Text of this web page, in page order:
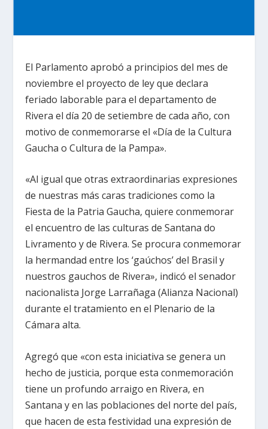
El Parlamento aprobó a principios del mes de
noviembre el proyecto de ley que declara
feriado laborable para el departamento de
Rivera el día 20 de setiembre de cada año, con
motivo de conmemorarse el «Día de la Cultura
Gaucha o Cultura de la Pampa».
«Al igual que otras extraordinarias expresiones
de nuestras más caras tradiciones como la
Fiesta de la Patria Gaucha, quiere conmemorar
el encuentro de las culturas de Santana do
Livramento y de Rivera. Se procura conmemorar
la hermandad entre los ‘gaúchos’ del Brasil y
nuestros gauchos de Rivera», indicó el senador
nacionalista Jorge Larrañaga (Alianza Nacional)
durante el tratamiento en el Plenario de la
Cámara alta.
Agregó que «con esta iniciativa se genera un
hecho de justicia, porque esta conmemoración
tiene un profundo arraigo en Rivera, en
Santana y en las poblaciones del norte del país,
que hacen de esta festividad una expresión de